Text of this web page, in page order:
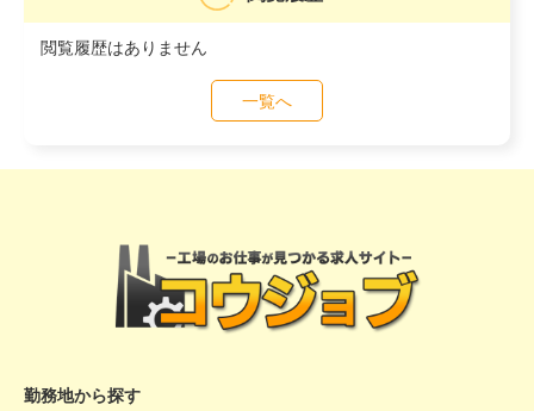
閲覧履歴はありません
一覧へ
勤務地から探す